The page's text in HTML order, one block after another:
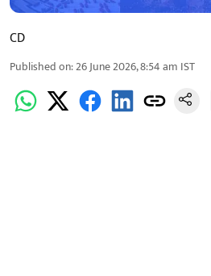
CD
Published on:26 June 2026, 8:54 am IST